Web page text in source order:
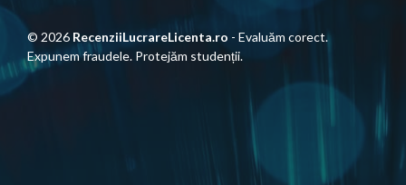
© 2026 RecenziiLucrareLicenta.ro - Evaluăm corect.
Expunem fraudele. Protejăm studenții.